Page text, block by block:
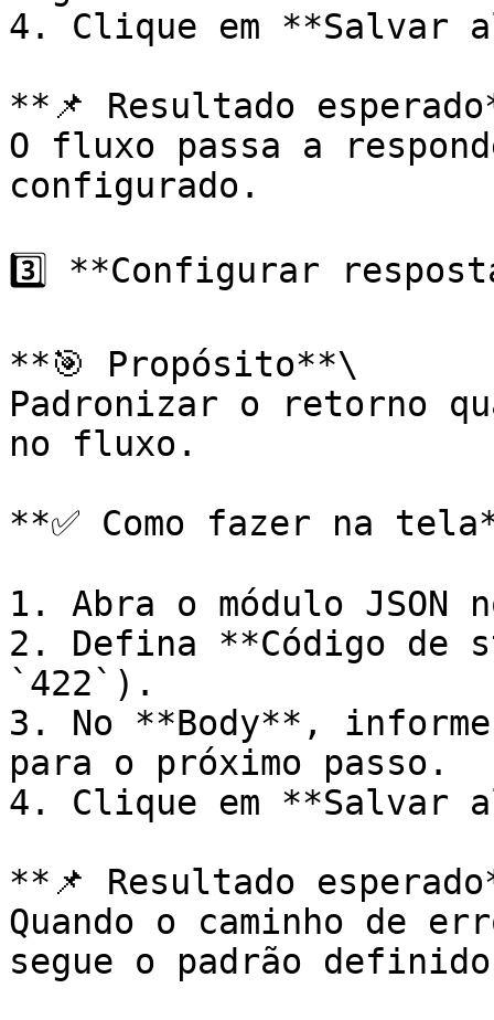
4. Clique em **Salvar
**📌 Resultado
O fluxo passa a
configurado.
3️⃣ **Configurar
**🎯 Propósito**\
Padronizar o retorno
no fluxo.
**✅ Como fazer na
1. Abra o módulo JSON
2. Defina **Código de
`422`).
3. No **Body**, informe
para o próximo passo.
4. Clique em **Salvar
**📌 Resultado
Quando o caminho de
segue o padrão